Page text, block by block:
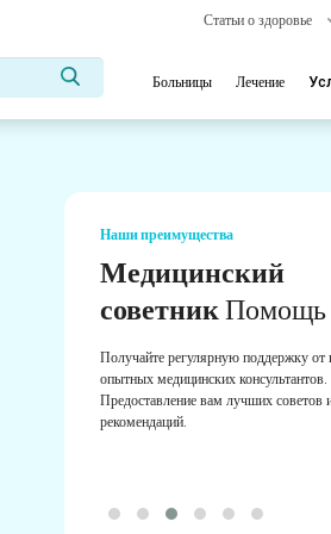
Статьи о здоровье
Больницы Лечение
Наши преимущества
Медицинский
советникПомощь
Получайте регулярную поддержку от
опытных медицинских консультантов.
Предоставление вам лучших советов
рекомендаций.